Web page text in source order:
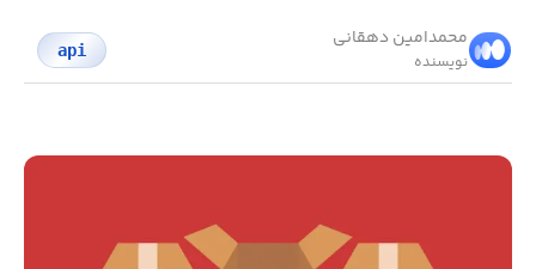
محمد‌امین دهقانی
نویسنده
api